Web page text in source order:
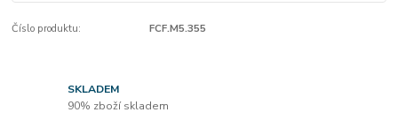
Číslo produktu: FCF.M5.355
SKLADEM
90% zboží skladem